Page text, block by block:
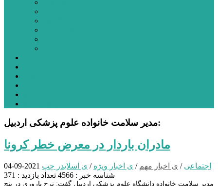
مدیر سلامت خانواده علوم پزشکی اردبیل:
مادران باردار در معرض خطر کرونا
اجتماعی / ی اخبار مهم / ی اخبار ویژه / ی اسلایدر چپ 2021-09-04
شناسه خبر : 4566
تعداد بازدید : 371
مدیر سلامت خانواده دانشگاه علوم پزشکی اردبیل گفت: نرخ باروری در پنج